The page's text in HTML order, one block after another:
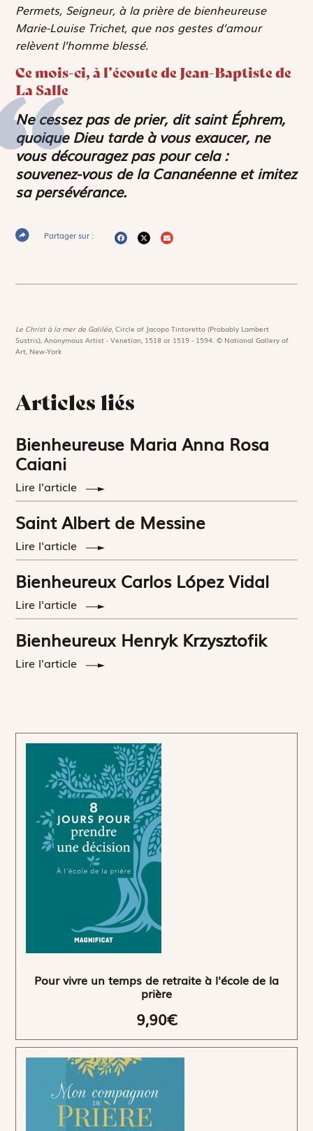
Permets, Seigneur, à la prière de bienheureuse
Marie-Louise Trichet, que nos gestes d’amour
relèvent l’homme blessé.
Ce mois-ci, à l’écoute de Jean-Baptiste de
La Salle
Ne cessez pas de prier, dit saint Éphrem,
quoique Dieu tarde à vous exaucer, ne
vous découragez pas pour cela :
souvenez-vous de la Cananéenne et imitez
sa persévérance.
Partager sur :
Le Christ à la mer de Galilée,Circle of Jacopo Tintoretto (Probably Lambert
Sustris), Anonymous Artist - Venetian, 1518 or 1519 - 1594. © National Gallery of
Art, New-York
Articles liés
Bienheureuse Maria Anna Rosa
Caiani
Lire l'article
Saint Albert de Messine
Lire l'article
Bienheureux Carlos López Vidal
Lire l'article
Bienheureux Henryk Krzysztofik
Lire l'article
Pour vivre un temps de retraite à l'école de la
prière
9,90€